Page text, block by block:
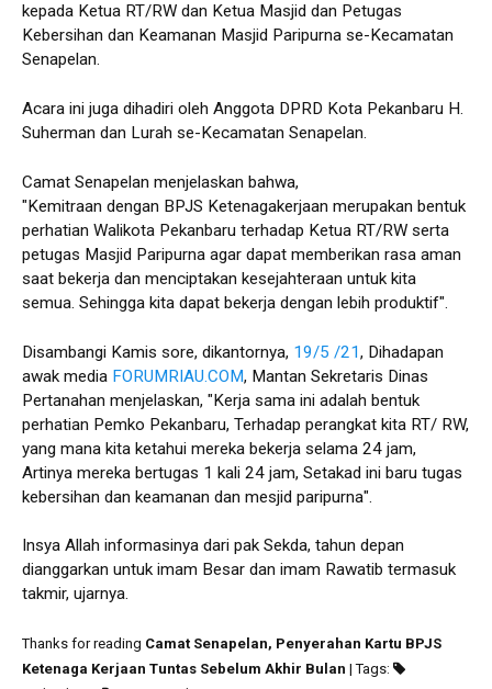
kepada Ketua RT/RW dan Ketua Masjid dan Petugas
Kebersihan dan Keamanan Masjid Paripurna se-Kecamatan
Senapelan.
Acara ini juga dihadiri oleh Anggota DPRD Kota Pekanbaru H.
Suherman dan Lurah se-Kecamatan Senapelan.
Camat Senapelan menjelaskan bahwa,
"Kemitraan dengan BPJS Ketenagakerjaan merupakan bentuk
perhatian Walikota Pekanbaru terhadap Ketua RT/RW serta
petugas Masjid Paripurna agar dapat memberikan rasa aman
saat bekerja dan menciptakan kesejahteraan untuk kita
semua. Sehingga kita dapat bekerja dengan lebih produktif".
Disambangi Kamis sore, dikantornya, 19/5 /21, Dihadapan
awak media FORUMRIAU.COM, Mantan Sekretaris Dinas
Pertanahan menjelaskan, "Kerja sama ini adalah bentuk
perhatian Pemko Pekanbaru, Terhadap perangkat kita RT/ RW,
yang mana kita ketahui mereka bekerja selama 24 jam,
Artinya mereka bertugas 1 kali 24 jam, Setakad ini baru tugas
kebersihan dan keamanan dan mesjid paripurna".
Insya Allah informasinya dari pak Sekda, tahun depan
dianggarkan untuk imam Besar dan imam Rawatib termasuk
takmir, ujarnya.
Thanks for reading Camat Senapelan, Penyerahan Kartu BPJS
Ketenaga Kerjaan Tuntas Sebelum Akhir Bulan | Tags: